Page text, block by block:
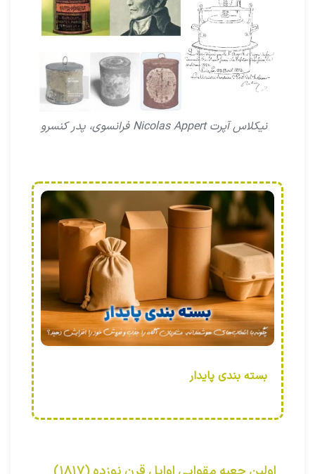
نیکلاس آپرت Nicolas Appert فرانسوی، پدر کنسرو
بسته بندی پایدار